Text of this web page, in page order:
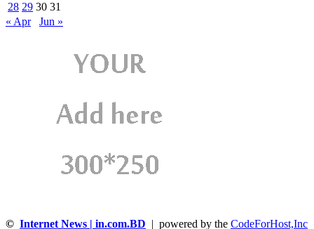
28 29 30 31
« Apr
Jun »
© Internet News | in.com.BD | powered by the CodeForHost,Inc